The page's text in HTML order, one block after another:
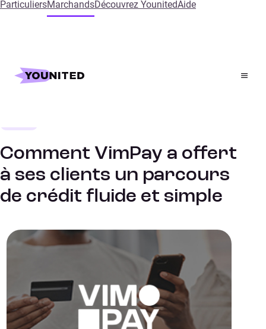
ParticuliersMarchandsDécouvrez YounitedAide
Accueil
References
Comment VimPay a offert à ses clients un parcours de
Comment VimPay a offert
à ses clients un parcours
de crédit fluide et simple